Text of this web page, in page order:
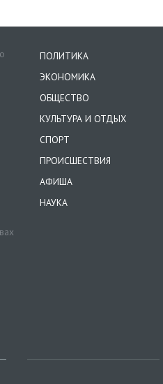
ПОЛИТИКА
ЭКОНОМИКА
ОБЩЕСТВО
КУЛЬТУРА И ОТДЫХ
СПОРТ
ПРОИСШЕСТВИЯ
АФИША
НАУКА